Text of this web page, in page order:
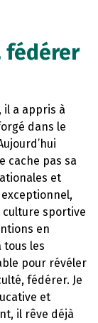
fédérer
il a appris à
dans le
cache pas sa
et
culture sportive
en
les
pour révéler
fédérer. Je
et
il rêve déjà